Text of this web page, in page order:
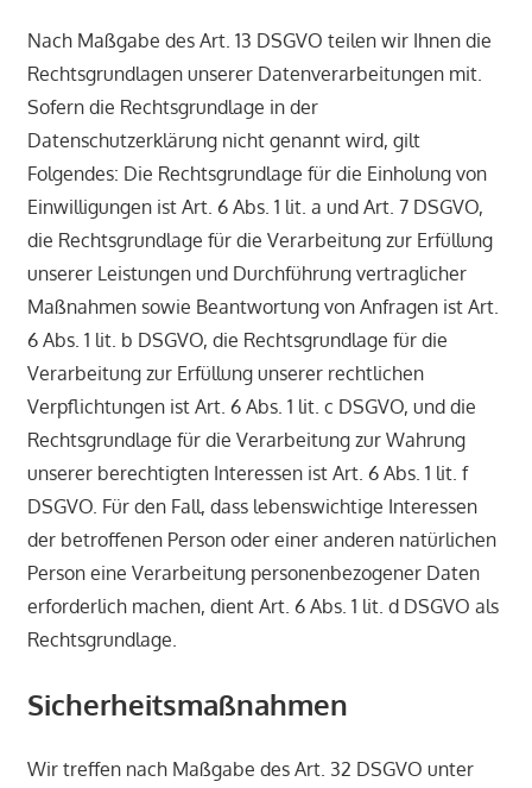
Nach Maßgabe des Art. 13 DSGVO teilen wir Ihnen die
Rechtsgrundlagen unserer Datenverarbeitungen mit.
Sofern die Rechtsgrundlage in der
Datenschutzerklärung nicht genannt wird, gilt
Folgendes: Die Rechtsgrundlage für die Einholung von
Einwilligungen ist Art. 6 Abs. 1 lit. a und Art. 7 DSGVO,
die Rechtsgrundlage für die Verarbeitung zur Erfüllung
unserer Leistungen und Durchführung vertraglicher
Maßnahmen sowie Beantwortung von Anfragen ist Art.
6 Abs. 1 lit. b DSGVO, die Rechtsgrundlage für die
Verarbeitung zur Erfüllung unserer rechtlichen
Verpflichtungen ist Art. 6 Abs. 1 lit. c DSGVO, und die
Rechtsgrundlage für die Verarbeitung zur Wahrung
unserer berechtigten Interessen ist Art. 6 Abs. 1 lit. f
DSGVO. Für den Fall, dass lebenswichtige Interessen
der betroffenen Person oder einer anderen natürlichen
Person eine Verarbeitung personenbezogener Daten
erforderlich machen, dient Art. 6 Abs. 1 lit. d DSGVO als
Rechtsgrundlage.
Sicherheitsmaßnahmen
Wir treffen nach Maßgabe des Art. 32 DSGVO unter